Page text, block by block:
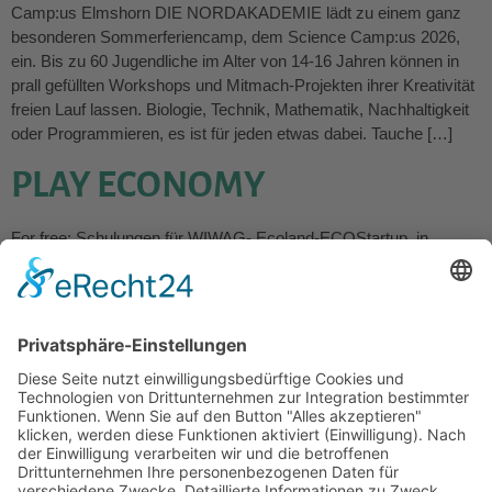
Camp:us Elmshorn DIE NORDAKADEMIE lädt zu einem ganz
besonderen Sommerferiencamp, dem Science Camp:us 2026,
ein. Bis zu 60 Jugendliche im Alter von 14-16 Jahren können in
prall gefüllten Workshops und Mitmach-Projekten ihrer Kreativität
freien Lauf lassen. Biologie, Technik, Mathematik, Nachhaltigkeit
oder Programmieren, es ist für jeden etwas dabei. Tauche […]
PLAY ECONOMY
For free: Schulungen für WIWAG- Ecoland-ECOStartup in
Tannenfelde Kostenlose Fortbildungsangebote der Joachim Herz
Stiftung zu den ökonomischen Planspielen in Tannenfelde
Zusammenhänge erklärbar. Unsere Planspiele bieten vielfältige
Einsatzmöglichkeiten im Unterricht und zahlreiche inhaltliche
Verbindungen zu den Lehrplänen. Unsere Schulungen bieten eine
Einführung in das Handling der Webplattformen und die
Einsatzmöglichkeiten sowie […]